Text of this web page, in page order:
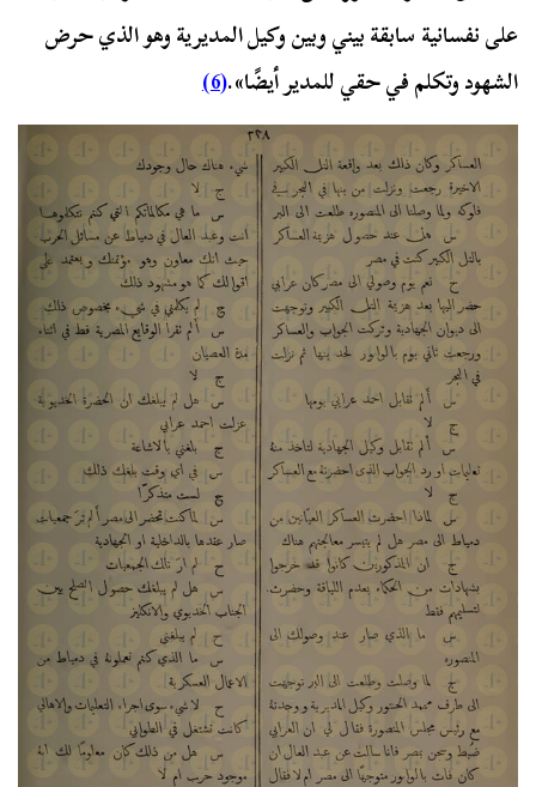
على نفسانية سابقة بيني وبين وكيل المديرية وهو الذي حرض
الشهود وتكلم في حقي للمدير أيضًا».(6)